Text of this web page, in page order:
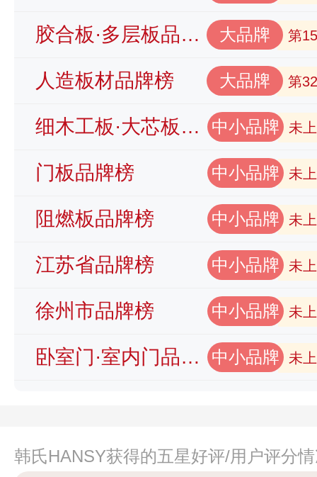
胶合板·多层板品牌榜 大品牌 第
人造板材品牌榜 大品牌 第
细木工板·大芯板品牌榜 中小品牌 未
门板品牌榜 中小品牌 未
阻燃板品牌榜 中小品牌 未
江苏省品牌榜 中小品牌 未
徐州市品牌榜 中小品牌 未
卧室门·室内门品牌榜 中小品牌 未
韩氏HANSY获得的五星好评/用户评分